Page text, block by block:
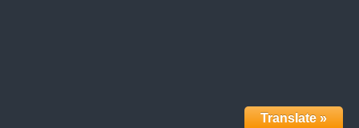
Translate »